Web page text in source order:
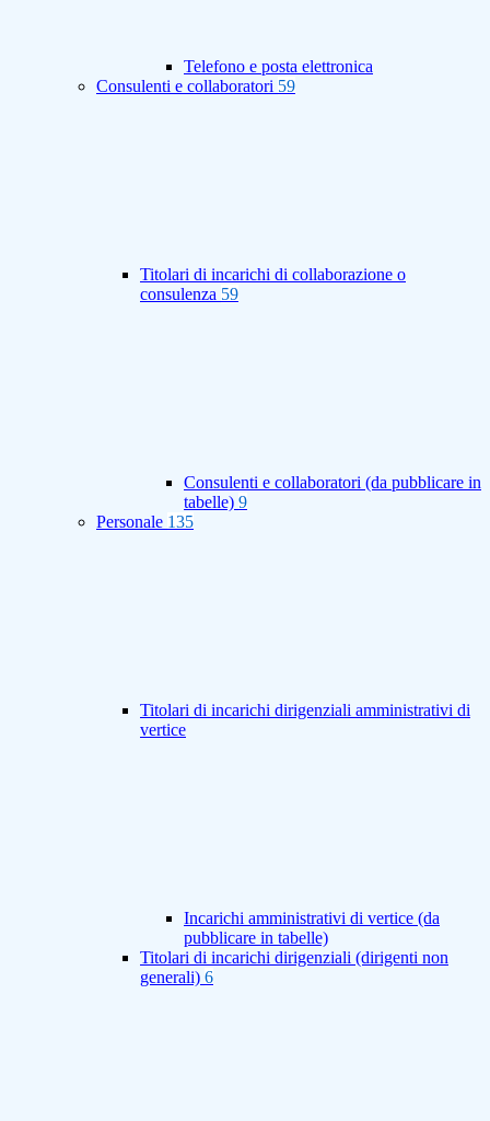
Telefono e posta elettronica
Consulenti e collaboratori 59
Titolari di incarichi di collaborazione o
consulenza 59
Consulenti e collaboratori (da pubblicare in
tabelle) 9
Personale 135
Titolari di incarichi dirigenziali amministrativi di
vertice
Incarichi amministrativi di vertice (da
pubblicare in tabelle)
Titolari di incarichi dirigenziali (dirigenti non
generali) 6